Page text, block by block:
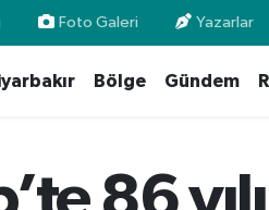
Foto Galeri Yazarlar
Bölge Gündem